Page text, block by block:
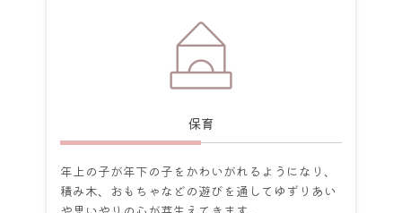
保育
年上の子が年下の子をかわいがれるようになり、
積み木、おもちゃなどの遊びを通してゆずりあい